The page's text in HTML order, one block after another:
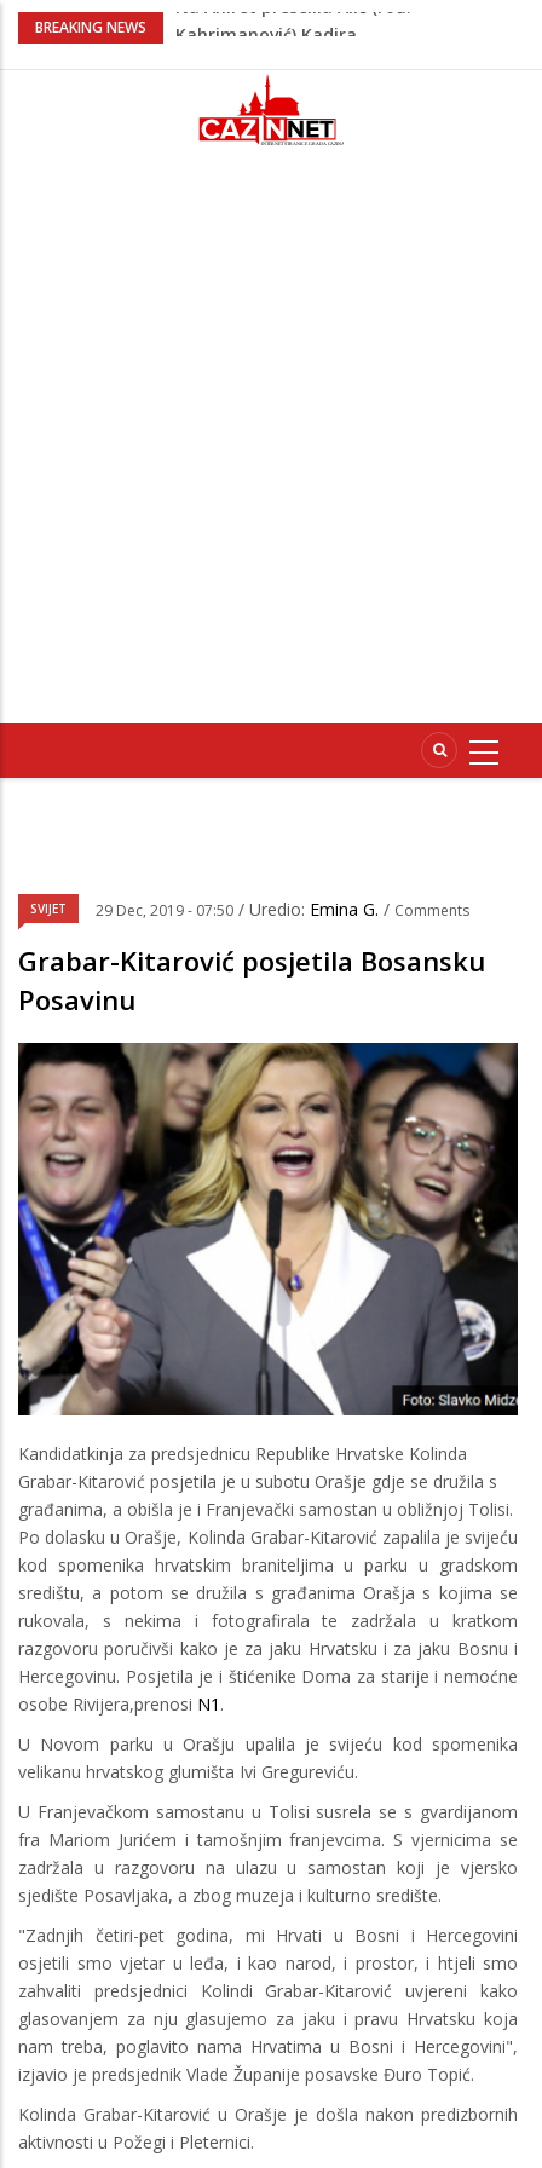
BREAKING NEWS
Heroji se ne zaboravljaju –
Video/ Severina prekinula koncert i
poslala poruku o Srebrenici: Kad svi
SVIJET 29 Dec, 2019 - 07:50 / Uredio: Emina G. / Comments
Grabar-Kitarović posjetila Bosansku
Posavinu
Kandidatkinja za predsjednicu Republike Hrvatske Kolinda
Grabar-Kitarović posjetila je u subotu Orašje gdje se družila s
građanima, a obišla je i Franjevački samostan u obližnjoj Tolisi.
Po dolasku u Orašje, Kolinda Grabar-Kitarović zapalila je svijeću
kod spomenika hrvatskim braniteljima u parku u gradskom
središtu, a potom se družila s građanima Orašja s kojima se
rukovala, s nekima i fotografirala te zadržala u kratkom
razgovoru poručivši kako je za jaku Hrvatsku i za jaku Bosnu i
Hercegovinu. Posjetila je i štićenike Doma za starije i nemoćne
osobe Rivijera,prenosi N1 .
U Novom parku u Orašju upalila je svijeću kod spomenika
velikanu hrvatskog glumišta Ivi Gregureviću.
U Franjevačkom samostanu u Tolisi susrela se s gvardijanom
fra Mariom Jurićem i tamošnjim franjevcima. S vjernicima se
zadržala u razgovoru na ulazu u samostan koji je vjersko
sjedište Posavljaka, a zbog muzeja i kulturno središte.
"Zadnjih četiri-pet godina, mi Hrvati u Bosni i Hercegovini
osjetili smo vjetar u leđa, i kao narod, i prostor, i htjeli smo
zahvaliti predsjednici Kolindi Grabar-Kitarović uvjereni kako
glasovanjem za nju glasujemo za jaku i pravu Hrvatsku koja
nam treba, poglavito nama Hrvatima u Bosni i Hercegovini",
izjavio je predsjednik Vlade Županije posavske Đuro Topić.
Kolinda Grabar-Kitarović u Orašje je došla nakon predizbornih
aktivnosti u Požegi i Pleternici.